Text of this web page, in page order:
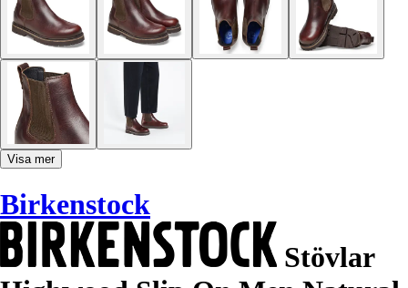
Visa mer
Birkenstock
Stövlar